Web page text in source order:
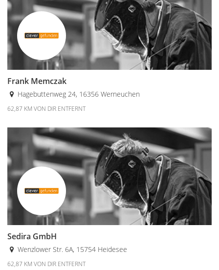
Frank Memczak
Hagebuttenweg 24, 16356 Werneuchen
62,87 KM VON DIR ENTFERNT
Sedira GmbH
Wenzlower Str. 6A, 15754 Heidesee
62,87 KM VON DIR ENTFERNT